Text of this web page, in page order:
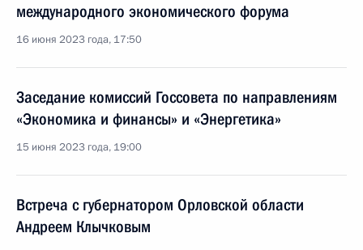
международного экономического форума
16 июня 2023 года, 17:50
Заседание комиссий Госсовета по направлениям
«Экономика и финансы» и «Энергетика»
15 июня 2023 года, 19:00
Встреча с губернатором Орловской области
Андреем Клычковым